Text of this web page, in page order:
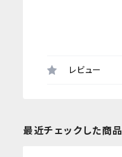
レビュー
最近チェックした商品